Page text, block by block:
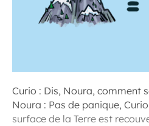
Curio : Dis, Noura, comment
Noura : Pas de panique,
surface de la Terre est